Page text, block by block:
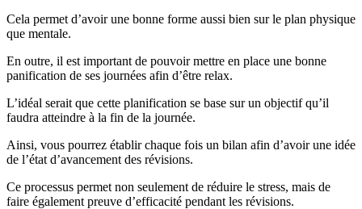
Cela permet d’avoir une bonne forme aussi bien sur le plan physique
que mentale.
En outre, il est important de pouvoir mettre en place une bonne
panification de ses journées afin d’être relax.
L’idéal serait que cette planification se base sur un objectif qu’il
faudra atteindre à la fin de la journée.
Ainsi, vous pourrez établir chaque fois un bilan afin d’avoir une idée
de l’état d’avancement des révisions.
Ce processus permet non seulement de réduire le stress, mais de
faire également preuve d’efficacité pendant les révisions.